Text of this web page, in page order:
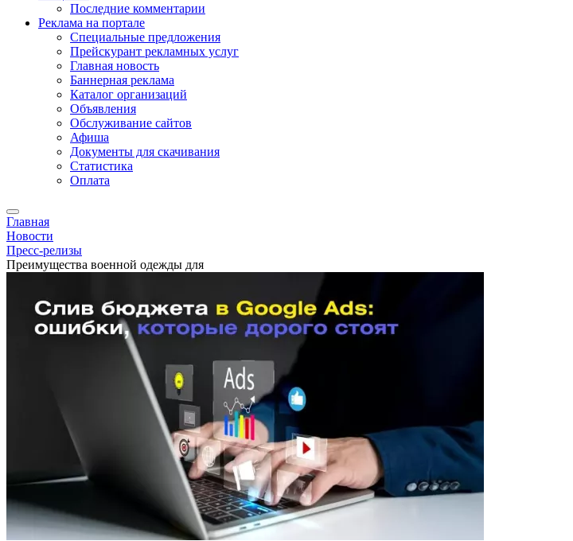
Последние комментарии
Реклама на портале
Специальные предложения
Прейскурант рекламных услуг
Главная новость
Баннерная реклама
Каталог организаций
Объявления
Обслуживание сайтов
Афиша
Документы для скачивания
Статистика
Оплата
Главная
Новости
Пресс-релизы
Преимущества военной одежды для